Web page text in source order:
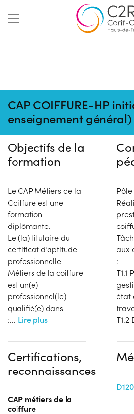
Aller
au
CAP COIFFURE-HP
enseignement général)
Pas de session
ce moment
Objectifs de la
formation
Le CAP Métiers de la
Coiffure est une
formation
diplômante.
Le (la) titulaire du
certificat d’aptitude
professionnelle
Métiers de la coiffure
est un(e)
professionnel(le)
qualifié(e) dans
:... Lire plus
Pôle
aux
:
T1.1
état
T1.2
Certifications,
reconnaissances
CAP métiers de la
coiffure